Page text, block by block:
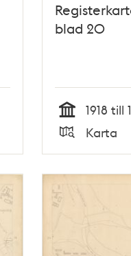
blad 20
Tid
1918 till
Typ
Karta